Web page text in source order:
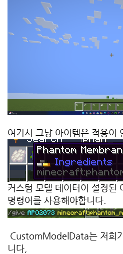
여기서 그냥 아이템은 적용이
커스텀 모델 데이터이 설정된
명령어를 사용해야합니다.
CustomModelData는 저희
니다,